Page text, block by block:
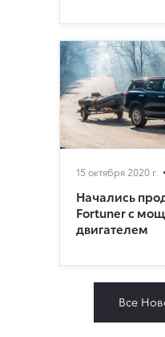
15 октября 2020 г.
Начались
Fortuner с
двигателем
Все